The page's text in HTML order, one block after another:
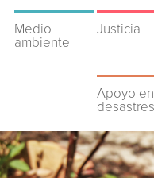
Medio
ambiente
Justicia
Apoyo en
desastres